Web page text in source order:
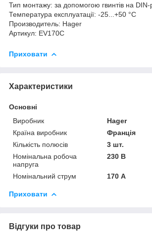
Тип монтажу: за допомогою гвинтів на DIN-
Температура експлуатації: -25...+50 °C
Производитель: Hager
Артикул: EV170C
Приховати
Характеристики
Основні
Виробник
Hager
Країна виробник
Франція
Кількість полюсів
3 шт.
Номінальна робоча
напруга
230 В
Номінальний струм 170 А
Приховати
Відгуки про товар